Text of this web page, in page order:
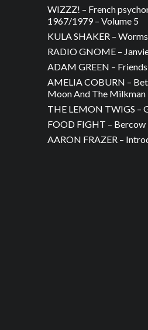
WIZZZ! – French
1967/1979 – Volume 5
KULA SHAKER –
RADIO GNOME –
ADAM GREEN –
AMELIA COBURN –
Moon And The Milkman
THE LEMON TWIGS –
FOOD FIGHT – Bercow
AARON FRAZER –